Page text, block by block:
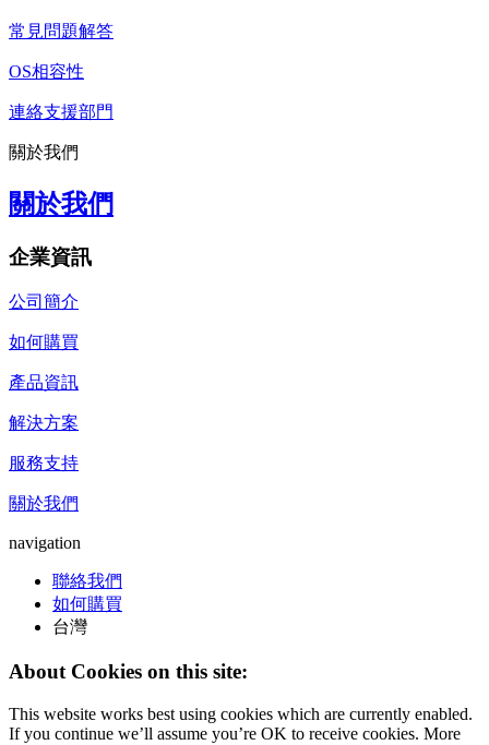
常見問題解答
OS相容性
連絡支援部門
關於我們
關於我們
企業資訊
公司簡介
如何購買
產品資訊
解決方案
服務支持
關於我們
navigation
聯絡我們
如何購買
台灣
About Cookies on this site:
This website works best using cookies which are currently enabled.
If you continue we’ll assume you’re OK to receive cookies. More